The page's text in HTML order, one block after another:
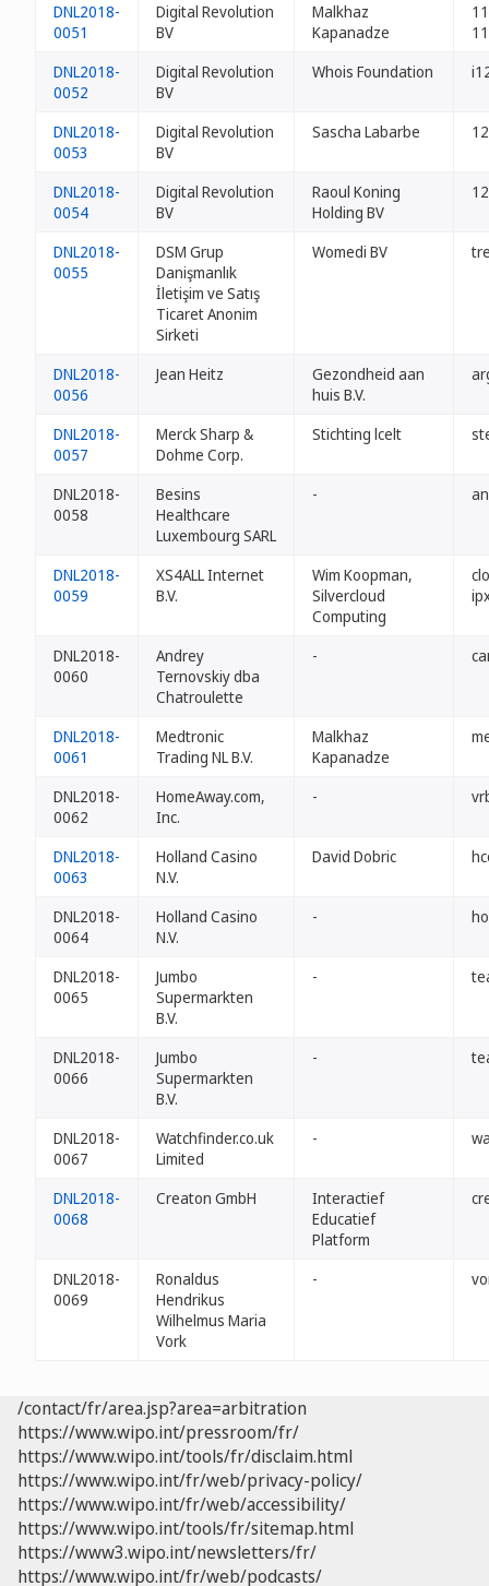
DNL2018-
0051
Digital Revolution
BV
Malkhaz
Kapanadze
DNL2018-
0052
Digital Revolution
BV
Whois Foundation
DNL2018-
0053
Digital Revolution
BV
Sascha Labarbe
DNL2018-
0054
Digital Revolution
BV
Raoul Koning
Holding BV
DNL2018-
0055
DSM Grup
Danişmanlık
İletişim ve Satış
Ticaret Anonim
Sirketi
Womedi BV
DNL2018-
0056
Jean Heitz
Gezondheid aan
huis B.V.
DNL2018-
0057
Merck Sharp &
Dohme Corp.
Stichting lcelt
DNL2018-
0058
Besins
Healthcare
Luxembourg SARL
-
DNL2018-
0059
XS4ALL Internet
B.V.
Wim Koopman,
Silvercloud
Computing
DNL2018-
0060
Andrey
Ternovskiy dba
Chatroulette
-
DNL2018-
0061
Medtronic
Trading NL B.V.
Malkhaz
Kapanadze
DNL2018-
0062
HomeAway.com,
Inc.
-
DNL2018-
0063
Holland Casino
N.V.
David Dobric
DNL2018-
0064
Holland Casino
N.V.
-
DNL2018-
0065
Jumbo
Supermarkten
B.V.
-
DNL2018-
0066
Jumbo
Supermarkten
B.V.
-
DNL2018-
0067
Watchfinder.co.uk
Limited
-
DNL2018-
0068
Creaton GmbH
Interactief
Educatief
Platform
DNL2018-
0069
Ronaldus
Hendrikus
Wilhelmus Maria
Vork
-
/contact/fr/area.jsp?area=arbitration
https://www.wipo.int/pressroom/fr/
https://www.wipo.int/tools/fr/disclaim.html
https://www.wipo.int/fr/web/privacy-policy/
https://www.wipo.int/fr/web/accessibility/
https://www.wipo.int/tools/fr/sitemap.html
https://www3.wipo.int/newsletters/fr/
https://www.wipo.int/fr/web/podcasts/